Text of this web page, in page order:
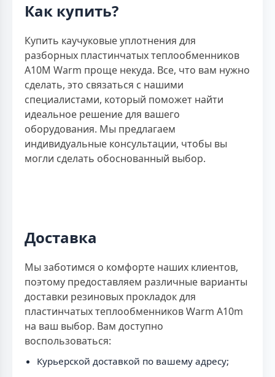
Как купить?
Купить каучуковые уплотнения для
разборных пластинчатых теплообменников
A10M Warm проще некуда. Все, что вам нужно
сделать, это связаться с нашими
специалистами, который поможет найти
идеальное решение для вашего
оборудования. Мы предлагаем
индивидуальные консультации, чтобы вы
могли сделать обоснованный выбор.
Доставка
Мы заботимся о комфорте наших клиентов,
поэтому предоставляем различные варианты
доставки резиновых прокладок для
пластинчатых теплообменников Warm A10m
на ваш выбор. Вам доступно
воспользоваться:
Курьерской доставкой по вашему адресу;